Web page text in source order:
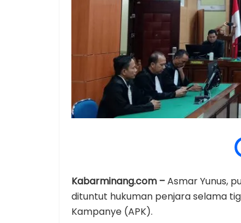
Kabarminang.com –Asmar Yunus,
dituntut hukuman penjara selama
Kampanye (APK).